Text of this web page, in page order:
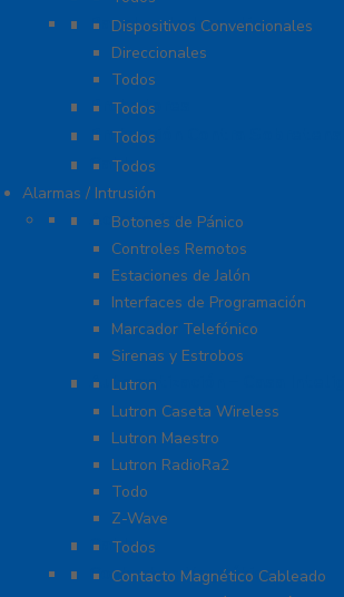
Paneles de Incendio
Dispositivos Convencionales
Direccionales
Todos
Probadores
Todos
Protección Contra
Todos
Cables
Todos
Alarmas / Intrusión
Accesorios
Botones de Pánico
Controles Remotos
Estaciones de Jalón
Interfaces de Programación
Marcador Telefónico
Sirenas y Estrobos
Automatización – Casa
Lutron
Lutron Caseta Wireless
Lutron Maestro
Lutron RadioRa2
Todo
Z-Wave
Cables
Todos
Contactos Magnéticos
Contacto Magnético Cableado